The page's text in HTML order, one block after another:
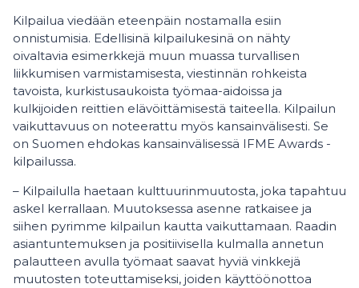
Kilpailua viedään eteenpäin nostamalla esiin
onnistumisia. Edellisinä kilpailukesinä on nähty
oivaltavia esimerkkejä muun muassa turvallisen
liikkumisen varmistamisesta, viestinnän rohkeista
tavoista, kurkistusaukoista työmaa-aidoissa ja
kulkijoiden reittien elävöittämisestä taiteella. Kilpailun
vaikuttavuus on noteerattu myös kansainvälisesti. Se
on Suomen ehdokas kansainvälisessä IFME Awards -
kilpailussa.
– Kilpailulla haetaan kulttuurinmuutosta, joka tapahtuu
askel kerrallaan. Muutoksessa asenne ratkaisee ja
siihen pyrimme kilpailun kautta vaikuttamaan. Raadin
asiantuntemuksen ja positiivisella kulmalla annetun
palautteen avulla työmaat saavat hyviä vinkkejä
muutosten toteuttamiseksi, joiden käyttöönottoa